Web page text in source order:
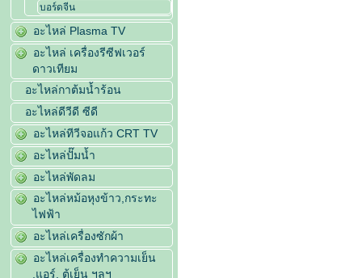
บอร์ดจีน
อะไหล่ Plasma TV
อะไหล่ เครื่องรีซีฟเวอร์
ดาวเทียม
อะไหล่กาต้มน้ำร้อน
อะไหล่ดีวีดี ซีดี
อะไหล่ทีวีจอแก้ว CRT TV
อะไหล่ปั๊มน้ำ
อะไหล่พัดลม
อะไหล่หม้อหุงข้าว,กระทะ
ไฟฟ้า
อะไหล่เครื่องซักผ้า
อะไหล่เครื่องทำความเย็น
,แอร์, ตู้เย็น ฯลฯ